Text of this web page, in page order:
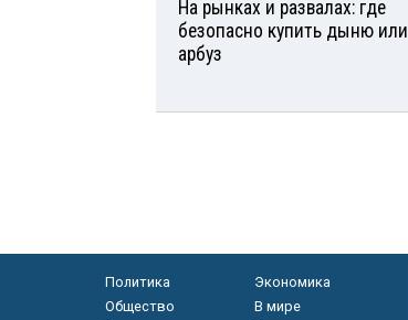
На рынках и развалах: где
безопасно купить дыню или
арбуз
Политика
Экономика
Общество
В мире